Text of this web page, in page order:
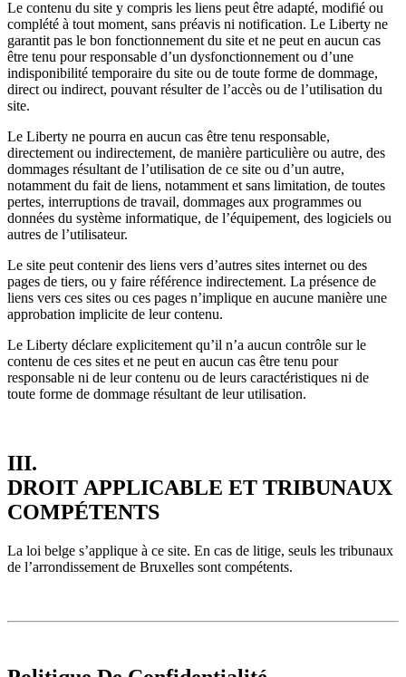
Le contenu du site y compris les liens peut être adapté, modifié ou
complété à tout moment, sans préavis ni notification. Le Liberty ne
garantit pas le bon fonctionnement du site et ne peut en aucun cas
être tenu pour responsable d’un dysfonctionnement ou d’une
indisponibilité temporaire du site ou de toute forme de dommage,
direct ou indirect, pouvant résulter de l’accès ou de l’utilisation du
site.
Le Liberty ne pourra en aucun cas être tenu responsable,
directement ou indirectement, de manière particulière ou autre, des
dommages résultant de l’utilisation de ce site ou d’un autre,
notamment du fait de liens, notamment et sans limitation, de toutes
pertes, interruptions de travail, dommages aux programmes ou
données du système informatique, de l’équipement, des logiciels ou
autres de l’utilisateur.
Le site peut contenir des liens vers d’autres sites internet ou des
pages de tiers, ou y faire référence indirectement. La présence de
liens vers ces sites ou ces pages n’implique en aucune manière une
approbation implicite de leur contenu.
Le Liberty déclare explicitement qu’il n’a aucun contrôle sur le
contenu de ces sites et ne peut en aucun cas être tenu pour
responsable ni de leur contenu ou de leurs caractéristiques ni de
toute forme de dommage résultant de leur utilisation.
III.
DROIT APPLICABLE ET TRIBUNAUX
COMPÉTENTS
La loi belge s’applique à ce site. En cas de litige, seuls les tribunaux
de l’arrondissement de Bruxelles sont compétents.